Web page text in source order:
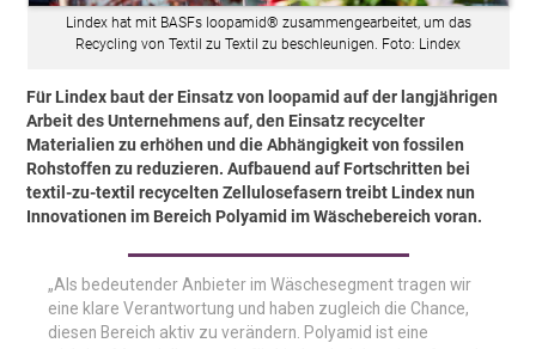
Lindex hat mit BASFs loopamid® zusammengearbeitet, um das
Recycling von Textil zu Textil zu beschleunigen. Foto: Lindex
Für Lindex baut der Einsatz von loopamid auf der langjährigen
Arbeit des Unternehmens auf, den Einsatz recycelter
Materialien zu erhöhen und die Abhängigkeit von fossilen
Rohstoffen zu reduzieren. Aufbauend auf Fortschritten bei
textil-­zu-­textil recycelten Zellulosefasern treibt Lindex nun
Innovationen im Bereich Polyamid im Wäschebereich voran.
„Als bedeutender Anbieter im Wäschesegment tragen wir
eine klare Verantwortung und haben zugleich die Chance,
diesen Bereich aktiv zu verändern. Polyamid ist eine